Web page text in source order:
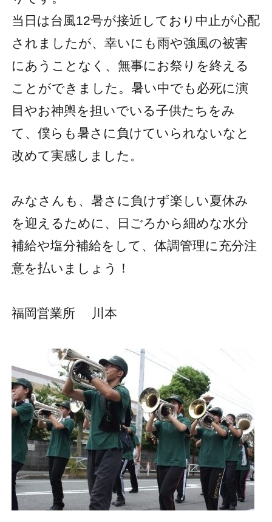
当日は台風12号が接近しており中止が心配
されましたが、幸いにも雨や強風の被害
にあうことなく、無事にお祭りを終える
ことができました。暑い中でも必死に演
目やお神輿を担いでいる子供たちをみ
て、僕らも暑さに負けていられないなと
改めて実感しました。
みなさんも、暑さに負けず楽しい夏休み
を迎えるために、日ごろから細めな水分
補給や塩分補給をして、体調管理に充分注
意を払いましょう！
福岡営業所 川本